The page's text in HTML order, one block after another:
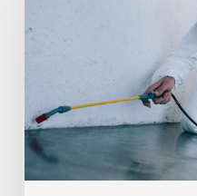
por
qué
apareciendo
más
cómo